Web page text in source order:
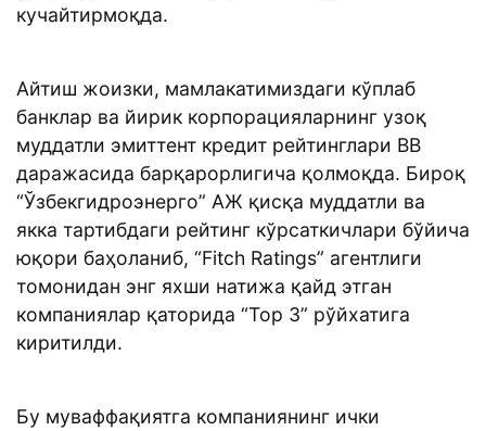
кучайтирмоқда.
Айтиш жоизки, мамлакатимиздаги кўплаб
банклар ва йирик корпорацияларнинг узоқ
муддатли эмиттент кредит рейтинглари BB
даражасида барқарорлигича қолмоқда. Бироқ
“Ўзбекгидроэнерго” АЖ қисқа муддатли ва
якка тартибдаги рейтинг кўрсаткичлари бўйича
юқори баҳоланиб, “Fitch Ratings” агентлиги
томонидан энг яхши натижа қайд этган
компаниялар қаторида “Top 3” рўйхатига
киритилди.
Бу муваффақиятга компаниянинг ички